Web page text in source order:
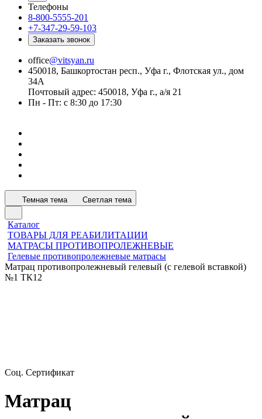
Телефоны
8-800-5555-201
+7-347-29-59-103
Заказать звонок
office@vitsyan.ru
450018, Башкортостан респ., Уфа г., Флотская ул., дом
34А
Почтовый адрес: 450018, Уфа г., а/я 21
Пн - Пт: с 8:30 до 17:30
Темная тема Светлая тема
Каталог
ТОВАРЫ ДЛЯ РЕАБИЛИТАЦИИ
МАТРАСЫ ПРОТИВОПРОЛЕЖНЕВЫЕ
Гелевые противопролежневые матрасы
Матрац противопролежневый гелевый (с гелевой вставкой)
№1 ТК12
Соц. Сертификат
Матрац